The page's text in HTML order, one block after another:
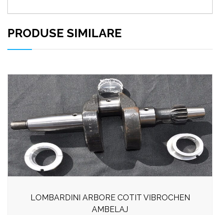
PRODUSE SIMILARE
LOMBARDINI ARBORE COTIT VIBROCHEN
AMBELAJ